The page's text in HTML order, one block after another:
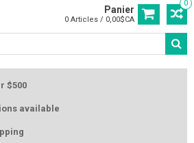
0
Panier
0 Articles / 0,00$CA
$500
available